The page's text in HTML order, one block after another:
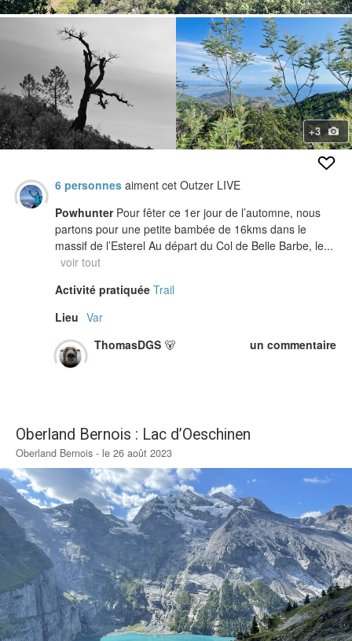
+3
6 personnes aiment cet Outzer LIVE
Powhunter Pour fêter ce 1er jour de l’automne, nous
partons pour une petite bambée de 16kms dans le
massif de l’Esterel Au départ du Col de Belle Barbe, le...
voir tout
Activité pratiquée Trail
Lieu Var
ThomasDGS 🐻 un commentaire
Oberland Bernois : Lac d’Oeschinen
Oberland Bernois - le 26 août 2023